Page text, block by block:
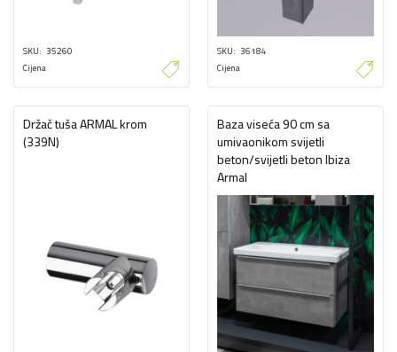
SKU 35260
Cijena
SKU 36184
Cijena
Držač tuša ARMAL krom
(339N)
Baza viseća 90 cm sa
umivaonikom svijetli
beton/svijetli beton Ibiza
Armal